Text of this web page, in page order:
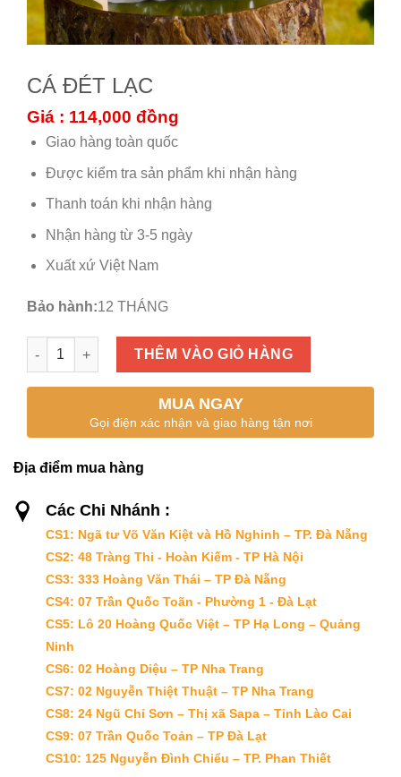
CÁ ĐÉT LẠC
Giá : 114,000 đồng
Giao hàng toàn quốc
Được kiểm tra sản phẩm khi nhận hàng
Thanh toán khi nhận hàng
Nhận hàng từ 3-5 ngày
Xuất xứ Việt Nam
Bảo hành:12 THÁNG
CÁ ĐÉT LẠC số lượng
THÊM VÀO GIỎ HÀNG
MUA NGAY
Gọi điện xác nhận và giao hàng tận nơi
Địa điểm mua hàng
Các Chi Nhánh :
CS1: Ngã tư Võ Văn Kiệt và Hồ Nghinh – TP. Đà Nẵng
CS2: 48 Tràng Thi - Hoàn Kiếm - TP Hà Nội
CS3: 333 Hoàng Văn Thái – TP Đà Nẵng
CS4: 07 Trần Quốc Toãn - Phường 1 - Đà Lạt
CS5: Lô 20 Hoàng Quốc Việt – TP Hạ Long – Quảng
Ninh
CS6: 02 Hoàng Diệu – TP Nha Trang
CS7: 02 Nguyễn Thiệt Thuật – TP Nha Trang
CS8: 24 Ngũ Chỉ Sơn – Thị xã Sapa – Tỉnh Lào Cai
CS9: 07 Trần Quốc Toản – TP Đà Lạt
CS10: 125 Nguyễn Đình Chiểu – TP. Phan Thiết